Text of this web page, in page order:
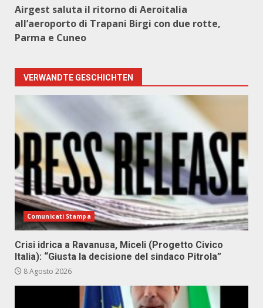
Airgest saluta il ritorno di Aeroitalia
all’aeroporto di Trapani Birgi con due rotte,
Parma e Cuneo
VERWANDTE GESCHICHTEN
Comunicati Stampa
Crisi idrica a Ravanusa, Miceli (Progetto Civico
Italia): “Giusta la decisione del sindaco Pitrola”
8 Agosto 2026